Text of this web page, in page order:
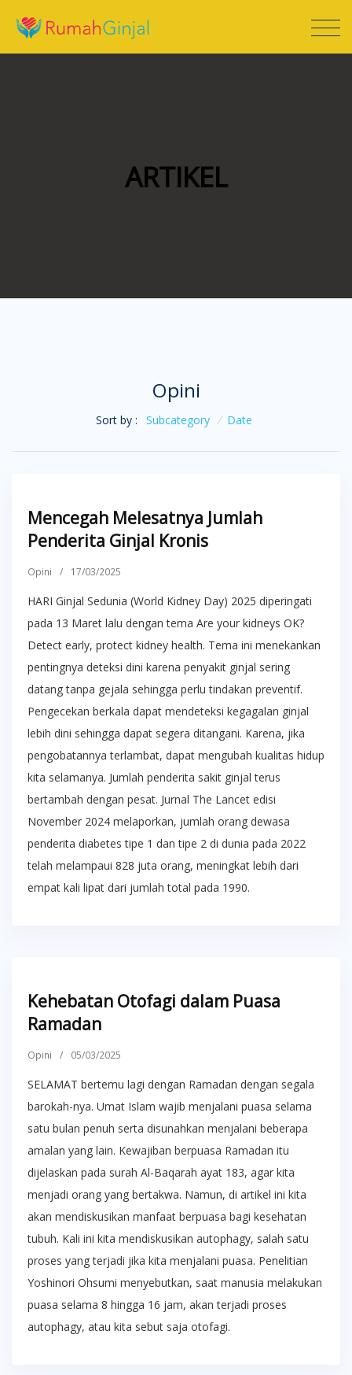
ARTIKEL
Opini
Sort by : Subcategory / Date
Mencegah Melesatnya Jumlah
Penderita Ginjal Kronis
Opini / 17/03/2025
HARI Ginjal Sedunia (World Kidney Day) 2025 diperingati
pada 13 Maret lalu dengan tema Are your kidneys OK?
Detect early, protect kidney health. Tema ini menekankan
pentingnya deteksi dini karena penyakit ginjal sering
datang tanpa gejala sehingga perlu tindakan preventif.
Pengecekan berkala dapat mendeteksi kegagalan ginjal
lebih dini sehingga dapat segera ditangani. Karena, jika
pengobatannya terlambat, dapat mengubah kualitas hidup
kita selamanya. Jumlah penderita sakit ginjal terus
bertambah dengan pesat. Jurnal The Lancet edisi
November 2024 melaporkan, jumlah orang dewasa
penderita diabetes tipe 1 dan tipe 2 di dunia pada 2022
telah melampaui 828 juta orang, meningkat lebih dari
empat kali lipat dari jumlah total pada 1990.
Kehebatan Otofagi dalam Puasa
Ramadan
Opini / 05/03/2025
SELAMAT bertemu lagi dengan Ramadan dengan segala
barokah-nya. Umat Islam wajib menjalani puasa selama
satu bulan penuh serta disunahkan menjalani beberapa
amalan yang lain. Kewajiban berpuasa Ramadan itu
dijelaskan pada surah Al-Baqarah ayat 183, agar kita
menjadi orang yang bertakwa. Namun, di artikel ini kita
akan mendiskusikan manfaat berpuasa bagi kesehatan
tubuh. Kali ini kita mendiskusikan autophagy, salah satu
proses yang terjadi jika kita menjalani puasa. Penelitian
Yoshinori Ohsumi menyebutkan, saat manusia melakukan
puasa selama 8 hingga 16 jam, akan terjadi proses
autophagy, atau kita sebut saja otofagi.